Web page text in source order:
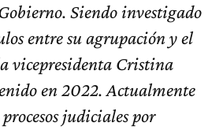
Siendo investigado
entre su agrupación y el
vicepresidenta Cristina
en 2022. Actualmente
judiciales por